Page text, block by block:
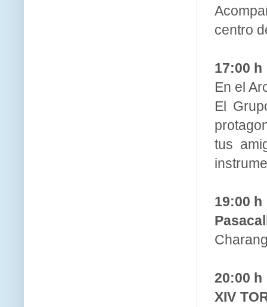
centro
17:00 h
En el
El
tus
19:00 h
20:00 h
XIV